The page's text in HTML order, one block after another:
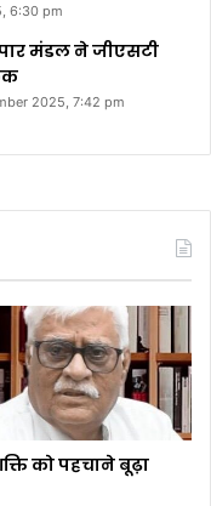
6:30 pm
मंडल ने जीएसटी
2025, 7:42 pm
को पहचाने बूढ़ा